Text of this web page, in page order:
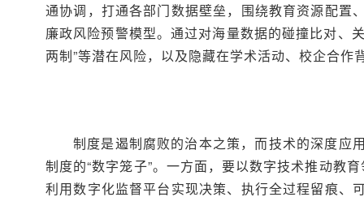
通协调，打通各部门数据壁垒，围绕教育资源配置
廉政风险预警模型。通过对海量数据的碰撞比对、
两制”等潜在风险，以及隐藏在学术活动、校企合
制度是遏制腐败的治本之策，而技术的深度应
制度的“数字笼子”。一方面，要以数字技术推动教
利用数字化监督平台实现决策、执行全过程留痕、